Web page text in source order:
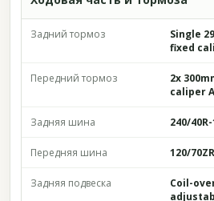
Задний тормоз
Single
fixed
Передний тормоз
2x
caliper
Задняя шина 240/
Передняя шина 120/
Задняя подвеска
Coil-